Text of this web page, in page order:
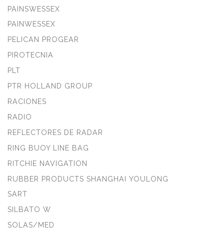
PAINSWESSEX
PAINWESSEX
PELICAN PROGEAR
PIROTECNIA
PLT
PTR HOLLAND GROUP
RACIONES
RADIO
REFLECTORES DE RADAR
RING BUOY LINE BAG
RITCHIE NAVIGATION
RUBBER PRODUCTS SHANGHAI YOULONG
SART
SILBATO W
SOLAS/MED